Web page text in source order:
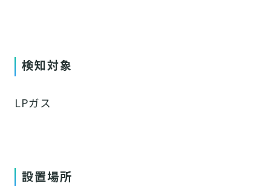
検知対象
LPガス
設置場所